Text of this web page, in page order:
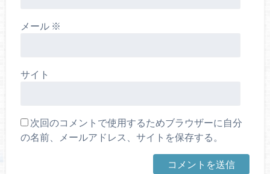
メール ※
サイト
次回のコメントで使用するためブラウザーに自分
の名前、メールアドレス、サイトを保存する。